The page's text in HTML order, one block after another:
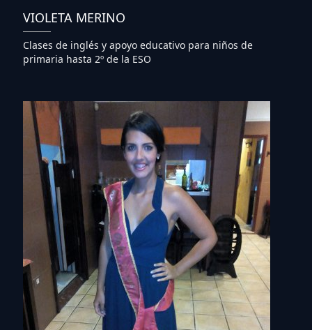
VIOLETA MERINO
Clases de inglés y apoyo educativo para niños de
primaria hasta 2º de la ESO